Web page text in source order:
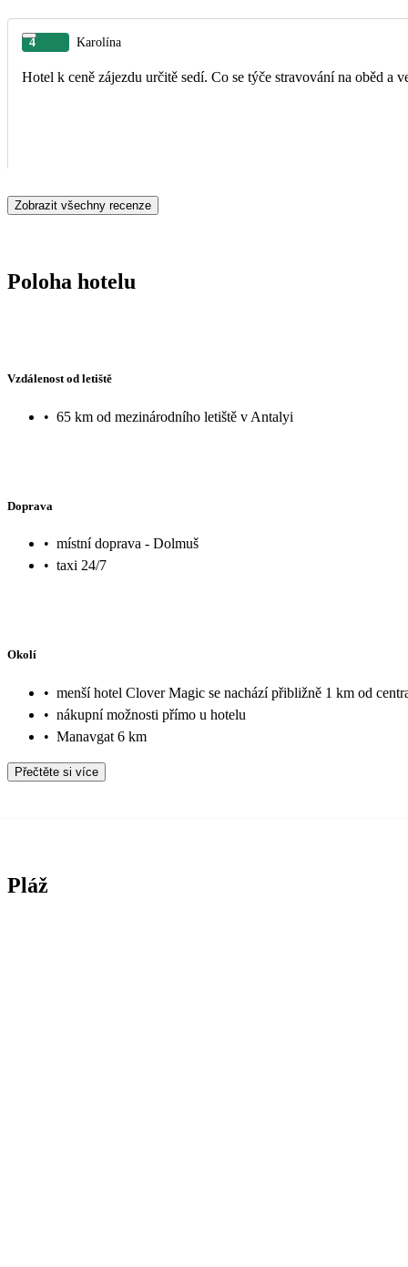
4 Karolína
Hotel k ceně zájezdu určitě sedí. Co se týče stravování na oběd a
Zobrazit všechny recenze
Poloha hotelu
Vzdálenost od letiště
• 65 km od mezinárodního letiště v Antalyi
Doprava
• místní doprava - Dolmuš
• taxi 24/7
Okolí
• menší hotel Clover Magic se nachází přibližně 1 km od
• nákupní možnosti přímo u hotelu
• Manavgat 6 km
Přečtěte si více
Pláž